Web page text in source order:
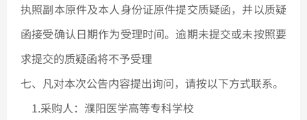
执照副本原件及本人身份证原件提交质疑函，并以质疑
函接受确认日期作为受理时间。逾期未提交或未按照要
求提交的质疑函将不予受理
七、凡对本次公告内容提出询问，请按以下方式联系。
1.采购人：濮阳医学高等专科学校